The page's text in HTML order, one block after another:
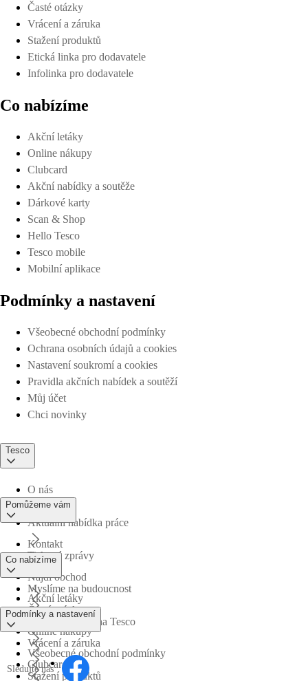
Časté otázky
Vrácení a záruka
Stažení produktů
Etická linka pro dodavatele
Infolinka pro dodavatele
Co nabízíme
Akční letáky
Online nákupy
Clubcard
Akční nabídky a soutěže
Dárkové karty
Scan & Shop
Hello Tesco
Tesco mobile
Mobilní aplikace
Podmínky a nastavení
Všeobecné obchodní podmínky
Ochrana osobních údajů a cookies
Nastavení soukromí a cookies
Pravidla akčních nabídek a soutěží
Můj účet
Chci novinky
Tesco
O nás
Aktuální nabídka práce
Tiskové zprávy
Myslíme na budoucnost
Obchodní skupina Tesco
Pomůžeme vám
Kontakt
Najdi obchod
Časté otázky
Vrácení a záruka
Stažení produktů
Co nabízíme
Akční letáky
Online nákupy
Clubcard
Podmínky a nastavení
Všeobecné obchodní podmínky
Sledujte nás